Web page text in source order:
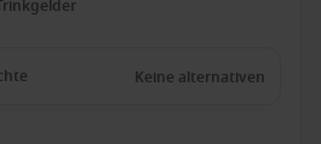
Keine alternativen